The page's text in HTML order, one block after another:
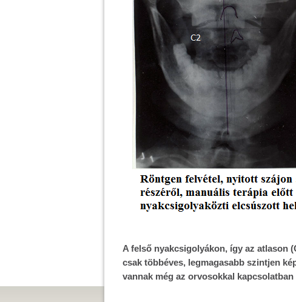
A felső nyakcsigolyákon, így az atlason
csak többéves, legmagasabb szintjen
vannak még az orvosokkal